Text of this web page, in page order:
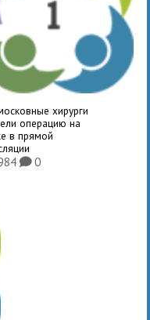
хирурги
операцию на
в прямой
K0